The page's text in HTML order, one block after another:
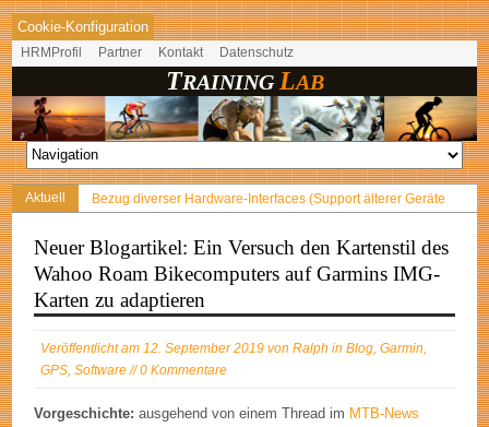
Cookie-Konfiguration
HRMProfil Partner Kontakt Datenschutz
TRAINING LAB
Aktuell
Bezug diverser Hardware-Interfaces (Support älterer Geräte
WRPElevationChart Ver. 2.30 für Android veröffentlicht
TraininingLab FAQs
Fehlermeldung der TrainingLab Pro bei der Synchronisierung
Neuer Blogartikel: Ein Versuch den Kartenstil des
Wahoo Roam Bikecomputers auf Garmins IMG-
Karten zu adaptieren
Veröffentlicht am 12. September 2019 vonRalph inBlog,Garmin,
GPS,Software// 0 Kommentare
Vorgeschichte: ausgehend von einem Thread im MTB-News